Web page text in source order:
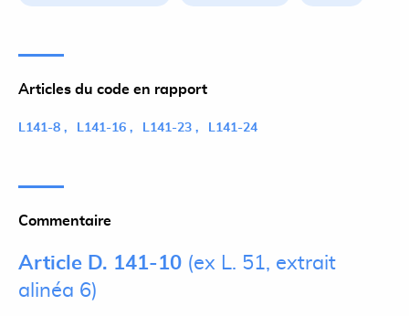
Articles du code en rapport
L141-8 L141-16 L141-23 L141-24
Commentaire
Article D. 141-10 (ex L. 51, extrait
alinéa 6)